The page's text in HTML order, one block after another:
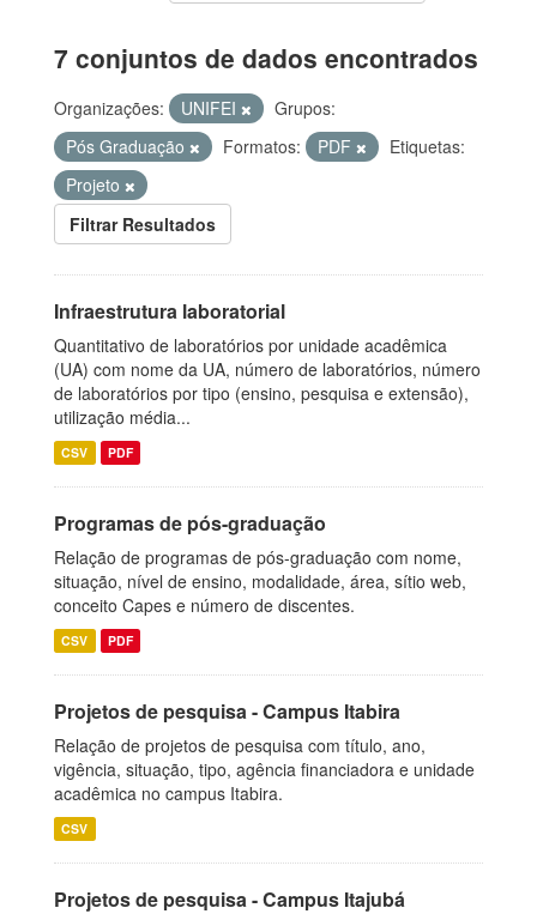
7 conjuntos de dados encontrados
Organizações: UNIFEI
Grupos:
Pós Graduação
Formatos: PDF
Etiquetas:
Projeto
Filtrar Resultados
Infraestrutura laboratorial
Quantitativo de laboratórios por unidade acadêmica
(UA) com nome da UA, número de laboratórios, número
de laboratórios por tipo (ensino, pesquisa e extensão),
utilização média...
CSV PDF
Programas de pós-graduação
Relação de programas de pós-graduação com nome,
situação, nível de ensino, modalidade, área, sítio web,
conceito Capes e número de discentes.
CSV PDF
Projetos de pesquisa - Campus Itabira
Relação de projetos de pesquisa com título, ano,
vigência, situação, tipo, agência financiadora e unidade
acadêmica no campus Itabira.
CSV
Projetos de pesquisa - Campus Itajubá